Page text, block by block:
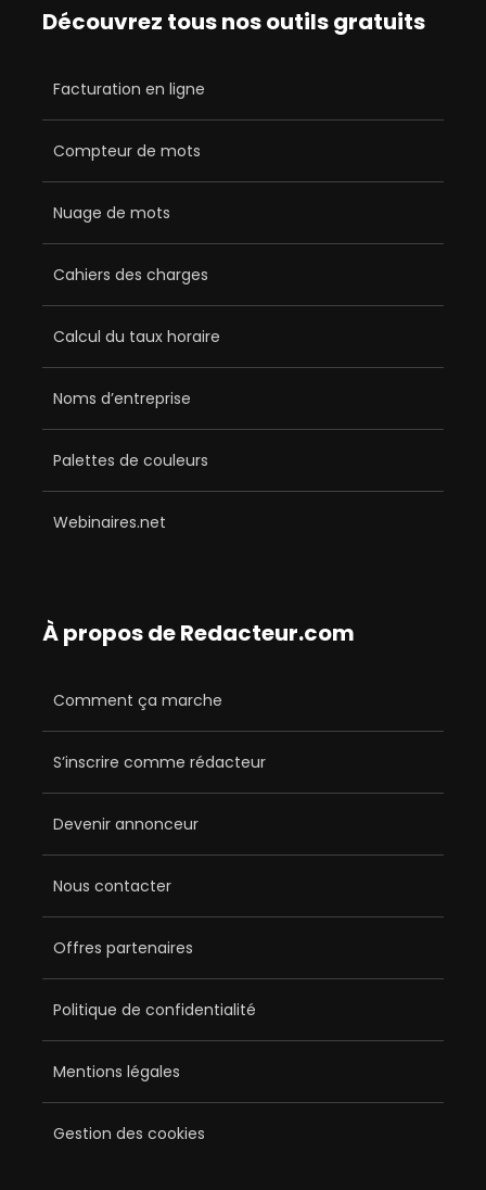
Découvrez tous nos outils gratuits
Facturation en ligne
Compteur de mots
Nuage de mots
Cahiers des charges
Calcul du taux horaire
Noms d’entreprise
Palettes de couleurs
Webinaires.net
À propos de Redacteur.com
Comment ça marche
S’inscrire comme rédacteur
Devenir annonceur
Nous contacter
Offres partenaires
Politique de confidentialité
Mentions légales
Gestion des cookies